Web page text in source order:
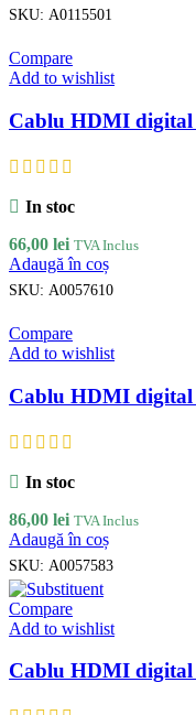
SKU: A0115501
Compare
Add to wishlist
Cablu HDMI digital
In stoc
66,00 lei TVA Inclus
Adaugă în coș
SKU: A0057610
Compare
Add to wishlist
Cablu HDMI digital
In stoc
86,00 lei TVA Inclus
Adaugă în coș
SKU: A0057583
Compare
Add to wishlist
Cablu HDMI digital